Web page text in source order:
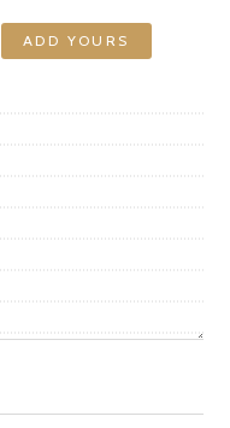
ADD YOURS